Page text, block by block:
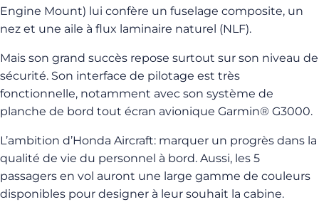
Engine Mount) lui confère un fuselage composite, un
nez et une aile à flux laminaire naturel (NLF).
Mais son grand succès repose surtout sur son niveau de
sécurité. Son interface de pilotage est très
fonctionnelle, notamment avec son système de
planche de bord tout écran avionique Garmin® G3000.
L’ambition d’Honda Aircraft: marquer un progrès dans la
qualité de vie du personnel à bord. Aussi, les 5
passagers en vol auront une large gamme de couleurs
disponibles pour designer à leur souhait la cabine.